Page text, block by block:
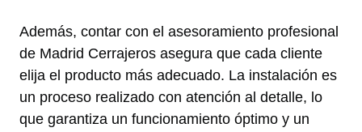
Además, contar con el asesoramiento profesional
de Madrid Cerrajeros asegura que cada cliente
elija el producto más adecuado. La instalación es
un proceso realizado con atención al detalle, lo
que garantiza un funcionamiento óptimo y un